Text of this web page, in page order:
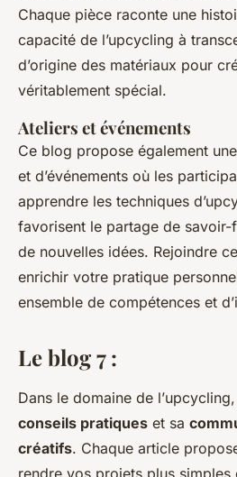
Chaque pièce raconte une
capacité de l’upcycling à
d’origine des matériaux pour
véritablement spécial.
Ateliers et événements
Ce blog propose également
et d’événements où les
apprendre les techniques
favorisent le partage de savoir-
de nouvelles idées. Rejoindre
enrichir votre pratique
ensemble de compétences et
Le blog 7 :
Dans le domaine de l’upcycling
conseils pratiques et sa
créatifs. Chaque article